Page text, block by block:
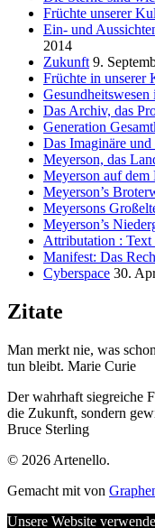
Früchte unserer
Ein- und
2014
Zukunft 9.
Früchte in unserer
Das Archiv, das
Generation
Das Imaginäre und
Meyerson, das
Meyerson auf dem
Meyerson’s
Meyersons
Meyerson’s
Attributation :
Manifest: Das
Cyberspace 30.
Zitate
Man merkt nie, was
tun bleibt. Marie Curie
Der wahrhaft siegreiche
die Zukunft, sondern
Bruce Sterling
© 2026 Artenello.
Gemacht mit von
Unsere Website